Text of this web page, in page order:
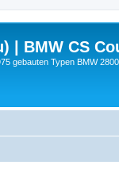
| BMW CS
gebauten Typen BMW